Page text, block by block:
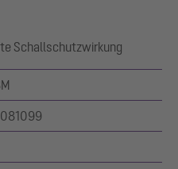
Schallschutzwirkung